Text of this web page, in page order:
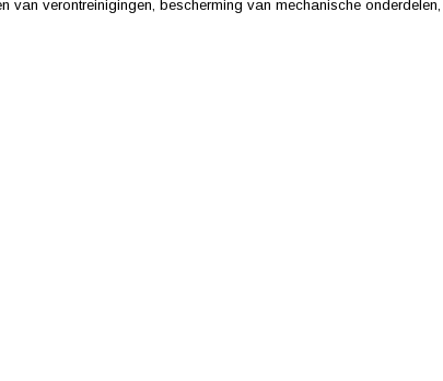
verontreinigingen, bescherming van mechanische